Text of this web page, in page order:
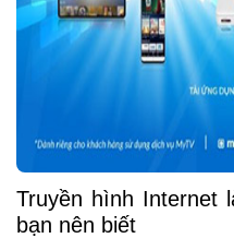
Truyền hình Internet là gì? - Ưu, nhược điểm
bạn nên biết